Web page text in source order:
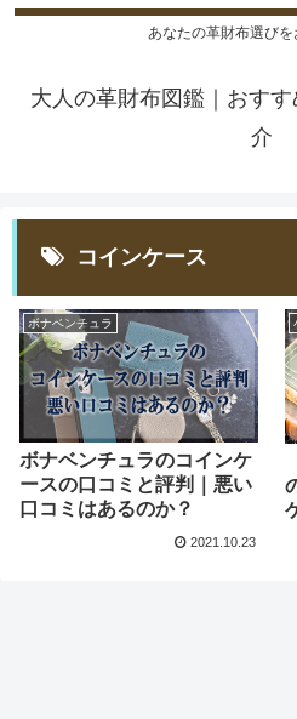
あなたの革財布選びを
大人の革財布図鑑｜おす
介
コインケース
ボナベンチュラ
ボナベンチュラのコインケ
ースの口コミと評判｜悪い
口コミはあるのか？
2021.10.23